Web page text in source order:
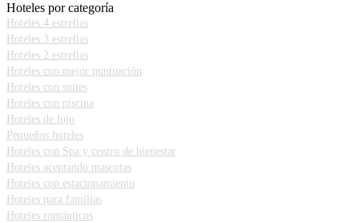
Hoteles por categoría
Hoteles 4 estrellas
Hoteles 3 estrellas
Hoteles 2 estrellas
Hoteles con mejor puntuación
Hoteles con suites
Hoteles con piscina
Hoteles de lujo
Pequeños hoteles
Hoteles con Spa y centro de bienestar
Hoteles aceptando mascotas
Hoteles con estacionamiento
Hoteles para familias
Hoteles románticos